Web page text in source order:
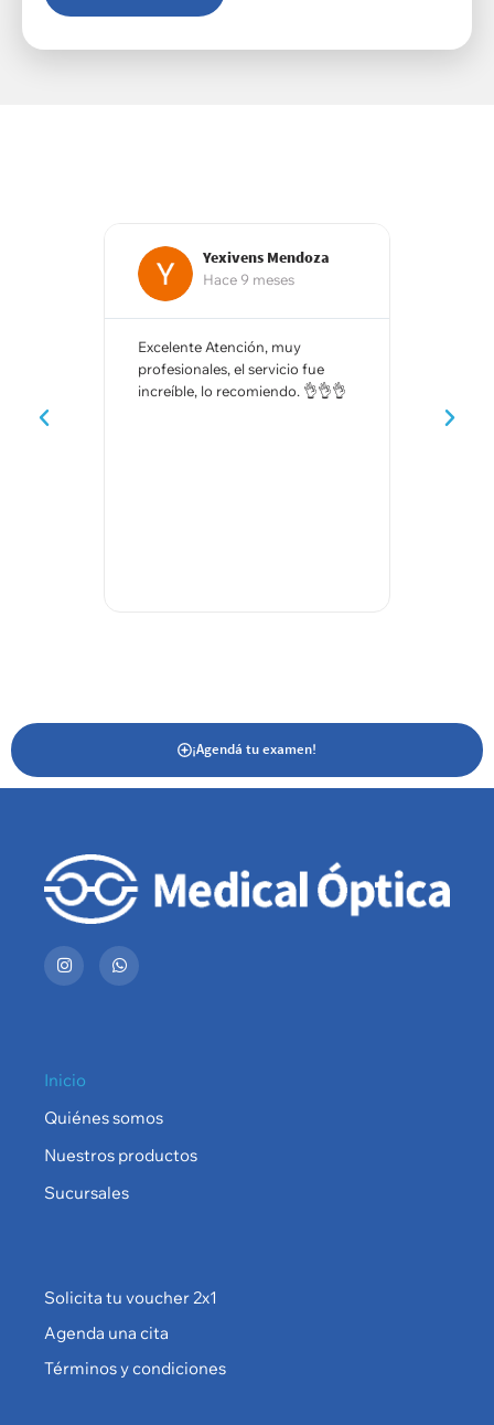
Yexivens Mendoza
Hace 9 meses
Excelente Atención, muy
profesionales, el servicio fue
increíble, lo recomiendo. 👌👌👌
¡Agendá tu examen!
Inicio
Quiénes somos
Nuestros productos
Sucursales
Solicita tu voucher 2x1
Agenda una cita
Términos y condiciones